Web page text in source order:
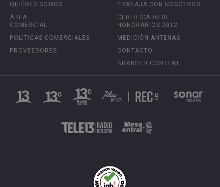
QUIÉNES SOMOS
ÁREA
COMERCIAL
POLÍTICAS COMERCIALES
PROVEEDORES
TRABAJA CON NOSOTROS
CERTIFICADO DE
HONORARIOS 2012
MEDICIÓN ANTENAS
CONTACTO
BRANDED CONTENT